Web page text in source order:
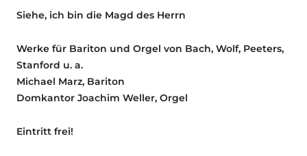
Siehe, ich bin die Magd des Herrn
Werke für Bariton und Orgel von Bach, Wolf, Peeters,
Stanford u. a.
Michael Marz, Bariton
Domkantor Joachim Weller, Orgel
Eintritt frei!